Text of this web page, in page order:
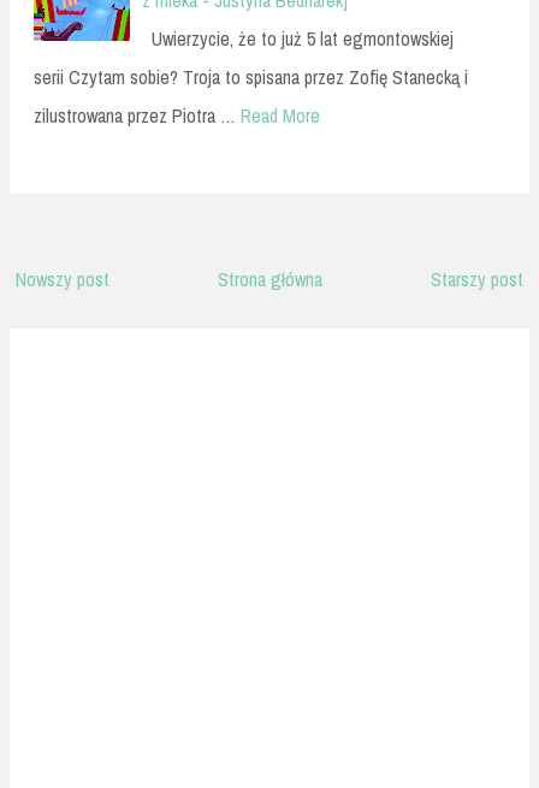
Uwierzycie, że to już 5 lat egmontowskiej
serii Czytam sobie? Troja to spisana przez Zofię Stanecką i
zilustrowana przez Piotra … Read More
Nowszy post Starszy post
Strona główna